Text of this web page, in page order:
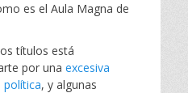
es el Aula Magna de
títulos está
por una excesiva
política, y algunas